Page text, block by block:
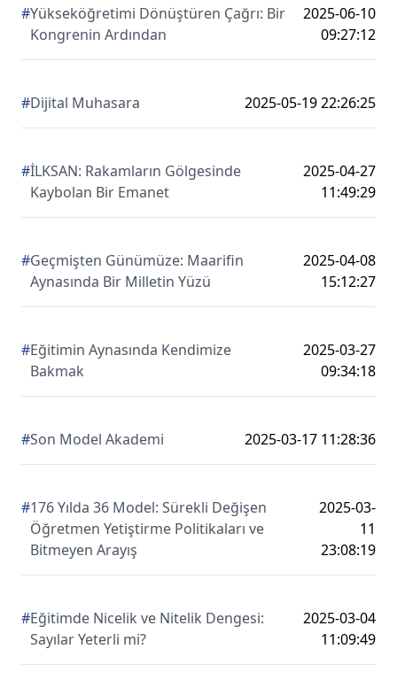
#Yükseköğretimi Dönüştüren Çağrı: Bir
Kongrenin Ardından
2025-06-10
09:27:12
#Dijital Muhasara 2025-05-19 22:26:25
#İLKSAN: Rakamların Gölgesinde
Kaybolan Bir Emanet
2025-04-27
11:49:29
#Geçmişten Günümüze: Maarifin
Aynasında Bir Milletin Yüzü
2025-04-08
15:12:27
#Eğitimin Aynasında Kendimize
Bakmak
2025-03-27
09:34:18
#Son Model Akademi 2025-03-17 11:28:36
#176 Yılda 36 Model: Sürekli Değişen
Öğretmen Yetiştirme Politikaları ve
Bitmeyen Arayış
2025-03-
11
23:08:19
#Eğitimde Nicelik ve Nitelik Dengesi:
Sayılar Yeterli mi?
2025-03-04
11:09:49